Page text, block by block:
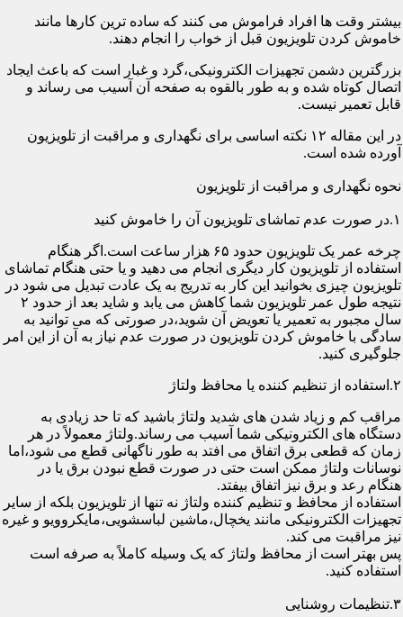
بیشتر وقت ها افراد فراموش می کنند که ساده ترین کارها مانند
خاموش کردن تلویزیون قبل از خواب را انجام دهند.
بزرگترین دشمن تجهیزات الکترونیکی،گرد و غبار است که باعث ایجاد
اتصال کوتاه شده و به طور بالقوه به صفحه آن آسیب می رساند و
قابل تعمیر نیست.
در این مقاله ۱۲ نکته اساسی برای نگهداری و مراقبت از تلویزیون
آورده شده است.
نحوه نگهداری و مراقبت از تلویزیون
۱.در صورت عدم تماشای تلویزیون آن را خاموش کنید
چرخه عمر یک تلویزیون حدود ۶۵ هزار ساعت است.اگر هنگام
استفاده از تلویزیون کار دیگری انجام می دهید و یا حتی هنگام تماشای
تلویزیون چیزی بخوانید این کار به تدریج به یک عادت تبدیل می شود در
نتیجه طول عمر تلویزیون شما کاهش می یابد و شاید بعد از حدود ۲
سال مجبور به تعمیر یا تعویض آن شوید،در صورتی که می توانید به
سادگی با خاموش کردن تلویزیون در صورت عدم نیاز به آن از این امر
جلوگیری کنید.
۲.استفاده از تنظیم کننده یا محافظ ولتاژ
مراقب کم و زیاد شدن های شدید ولتاژ باشید که تا حد زیادی به
دستگاه های الکترونیکی شما آسیب می رساند.ولتاژ معمولاً در هر
زمان که قطعی برق اتفاق می افتد به طور ناگهانی قطع می شود،اما
نوسانات ولتاژ ممکن است حتی در صورت قطع نبودن برق یا در
هنگام رعد و برق نیز اتفاق بیفتد.
استفاده از محافظ و تنظیم کننده ولتاژ نه تنها از تلویزیون بلکه از سایر
تجهیزات الکترونیکی مانند یخچال،ماشین لباسشویی،مایکروویو و غیره
نیز مراقبت می کند.
پس بهتر است از محافظ ولتاژ که یک وسیله کاملاً به صرفه است
استفاده کنید.
۳.تنظیمات روشنایی